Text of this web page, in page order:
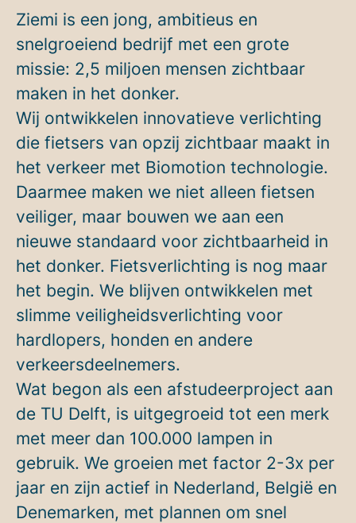
Ziemi is een jong, ambitieus en
snelgroeiend bedrijf met een grote
missie: 2,5 miljoen mensen zichtbaar
maken in het donker.
Wij ontwikkelen innovatieve verlichting
die fietsers van opzij zichtbaar maakt in
het verkeer met Biomotion technologie.
Daarmee maken we niet alleen fietsen
veiliger, maar bouwen we aan een
nieuwe standaard voor zichtbaarheid in
het donker. Fietsverlichting is nog maar
het begin. We blijven ontwikkelen met
slimme veiligheidsverlichting voor
hardlopers, honden en andere
verkeersdeelnemers.
Wat begon als een afstudeerproject aan
de TU Delft, is uitgegroeid tot een merk
met meer dan 100.000 lampen in
gebruik. We groeien met factor 2-3x per
jaar en zijn actief in Nederland, België en
Denemarken, met plannen om snel